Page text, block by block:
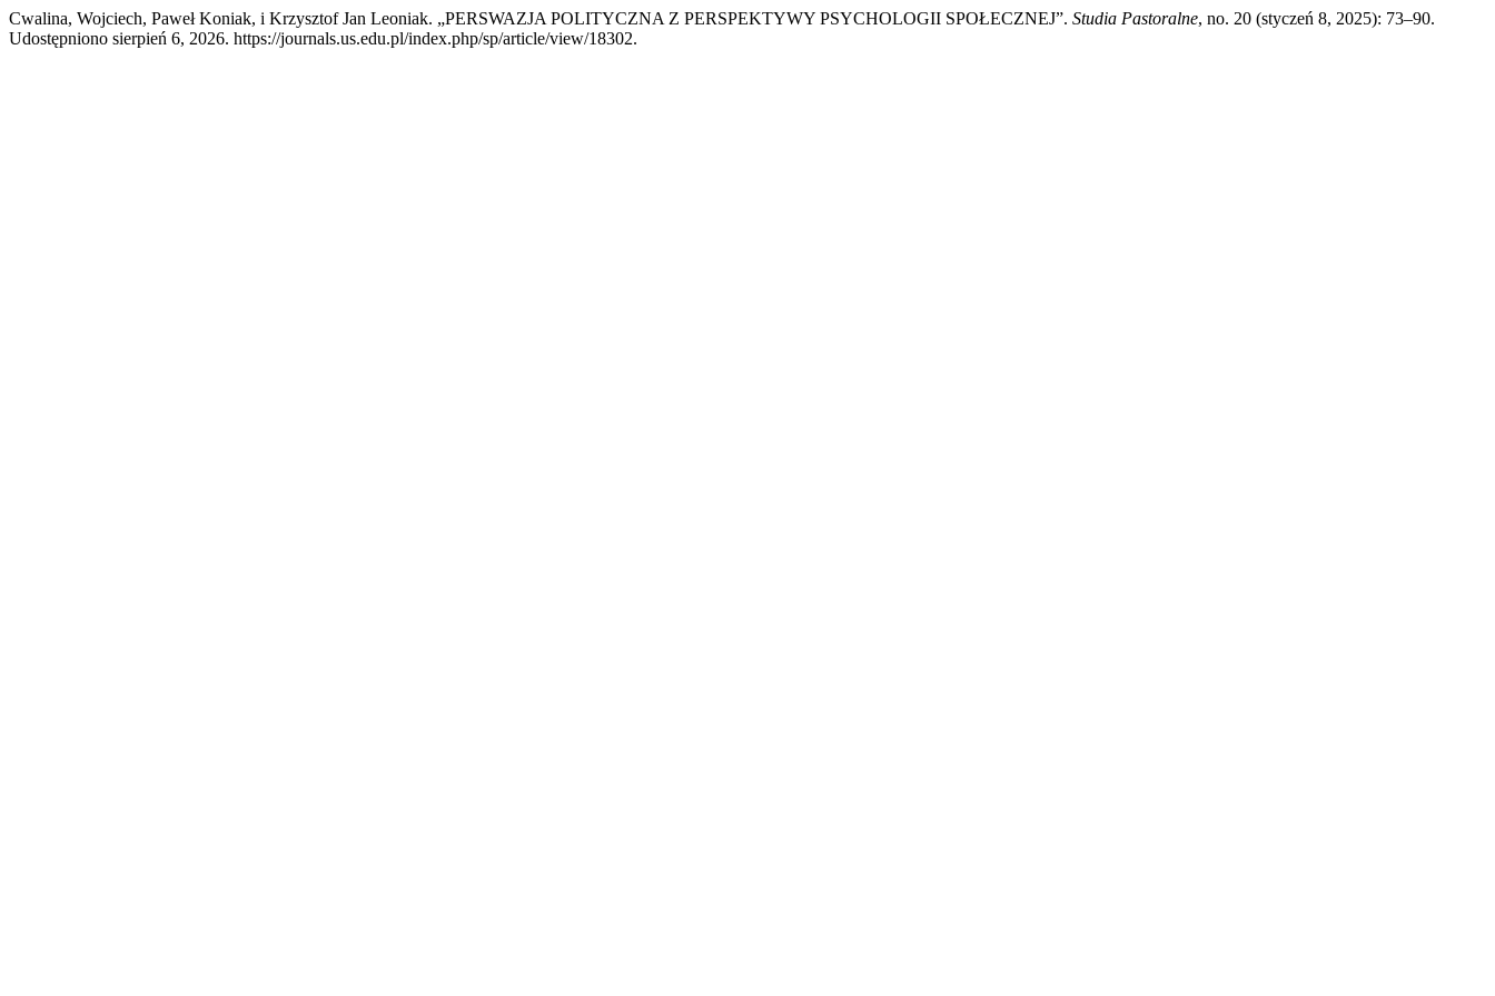
Cwalina, Wojciech, Paweł Koniak, i Krzysztof Jan Leoniak. „PERSWAZJA POLITYCZNA Z PERSPEKTYWY PSYCHOLOGII SPOŁECZNEJ”. Studia Pastoralne, no. 20 (styczeń 8, 2025): 73–90.
Udostępniono sierpień 6, 2026. https://journals.us.edu.pl/index.php/sp/article/view/18302.